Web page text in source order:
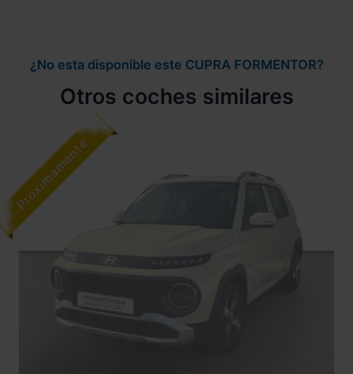
¿No esta disponible este CUPRA FORMENTOR?
Otros coches similares